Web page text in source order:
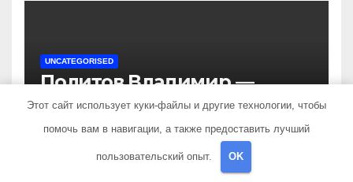
UNCATEGORISED
Политов Владимир —
узнайте все о его
биографии, возрасте и
впечатляющих
достижениях!
ДЕК 3, 2023 TRAVELBOX27_
Этот сайт использует куки-файлы и другие технологии, чтобы
помочь вам в навигации, а также предоставить лучший
пользовательский опыт. OK